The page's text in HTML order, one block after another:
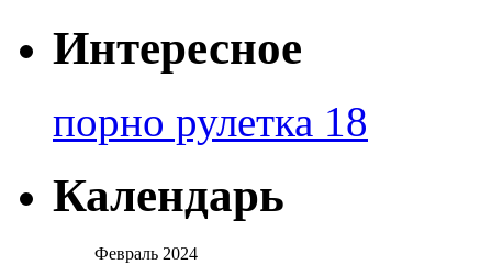
Интересное
порно рулетка 18
Календарь
Февраль 2024